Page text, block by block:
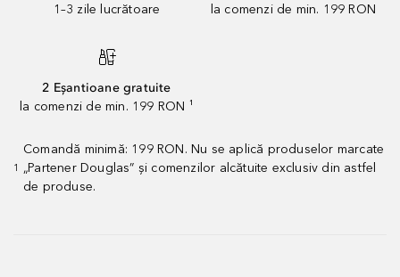
1–3 zile lucrătoare
la comenzi de min. 199 RON
2 Eșantioane gratuite
la comenzi de min. 199 RON ¹
1
Comandă minimă: 199 RON. Nu se aplică produselor marcate
„Partener Douglas” și comenzilor alcătuite exclusiv din astfel
de produse.